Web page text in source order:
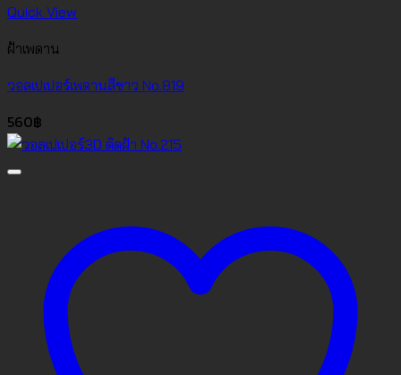
Quick View
ฝ้าเพดาน
วอลเปเปอร์เพดานสีขาว No.819
560฿